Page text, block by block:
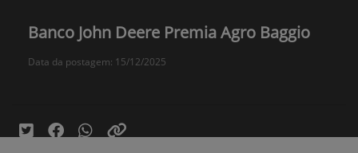
Banco John Deere Premia Agro Baggio
Data da postagem: 15/12/2025